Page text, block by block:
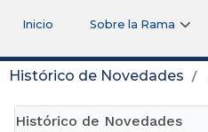
Inicio Sobre la Rama
Histórico de Novedades
Histórico de Novedades